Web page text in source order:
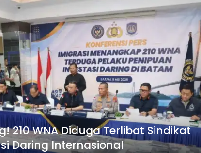
210 WNA Diduga Terlibat Sindikat
Daring Internasional